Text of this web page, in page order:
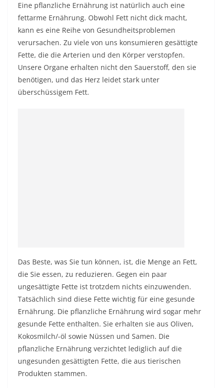
Eine pflanzliche Ernährung ist natürlich auch eine
fettarme Ernährung. Obwohl Fett nicht dick macht,
kann es eine Reihe von Gesundheitsproblemen
verursachen. Zu viele von uns konsumieren gesättigte
Fette, die die Arterien und den Körper verstopfen.
Unsere Organe erhalten nicht den Sauerstoff, den sie
benötigen, und das Herz leidet stark unter
überschüssigem Fett.
Das Beste, was Sie tun können, ist, die Menge an Fett,
die Sie essen, zu reduzieren. Gegen ein paar
ungesättigte Fette ist trotzdem nichts einzuwenden.
Tatsächlich sind diese Fette wichtig für eine gesunde
Ernährung. Die pflanzliche Ernährung wird sogar mehr
gesunde Fette enthalten. Sie erhalten sie aus Oliven,
Kokosmilch/-öl sowie Nüssen und Samen. Die
pflanzliche Ernährung verzichtet lediglich auf die
ungesunden gesättigten Fette, die aus tierischen
Produkten stammen.